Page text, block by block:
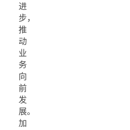
进
步，
推
动
业
务
向
前
发
展。
加